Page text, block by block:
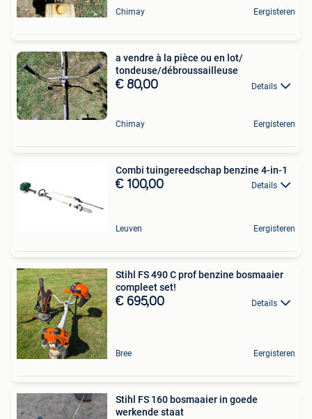
Chimay Eergisteren
a vendre à la pièce ou en lot/
tondeuse/débroussailleuse
€ 80,00 Details
Chimay Eergisteren
Combi tuingereedschap benzine 4-in-1
€ 100,00 Details
Leuven Eergisteren
Stihl FS 490 C prof benzine bosmaaier
compleet set!
€ 695,00 Details
Bree Eergisteren
Stihl FS 160 bosmaaier in goede
werkende staat